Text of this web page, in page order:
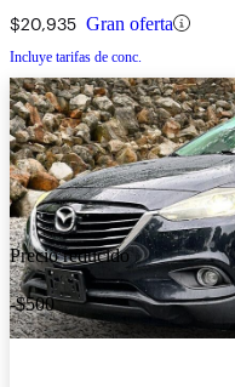
$20,935 Gran oferta
Incluye tarifas de conc.
Precio reducido
-$500